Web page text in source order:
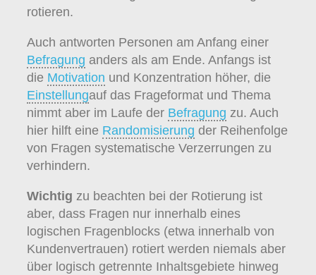
rotieren.
Auch antworten Personen am Anfang einer
Befragung anders als am Ende. Anfangs ist
die Motivation und Konzentration höher, die
Einstellungauf das Frageformat und Thema
nimmt aber im Laufe der Befragung zu. Auch
hier hilft eine Randomisierung der Reihenfolge
von Fragen systematische Verzerrungen zu
verhindern.
Wichtig zu beachten bei der Rotierung ist
aber, dass Fragen nur innerhalb eines
logischen Fragenblocks (etwa innerhalb von
Kundenvertrauen) rotiert werden niemals aber
über logisch getrennte Inhaltsgebiete hinweg